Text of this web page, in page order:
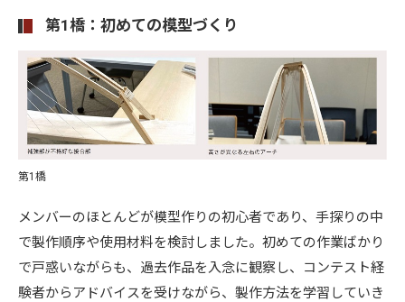
第1橋：初めての模型づくり
第1橋
メンバーのほとんどが模型作りの初心者であり、手探りの中
で製作順序や使用材料を検討しました。初めての作業ばかり
で戸惑いながらも、過去作品を入念に観察し、コンテスト経
験者からアドバイスを受けながら、製作方法を学習していき